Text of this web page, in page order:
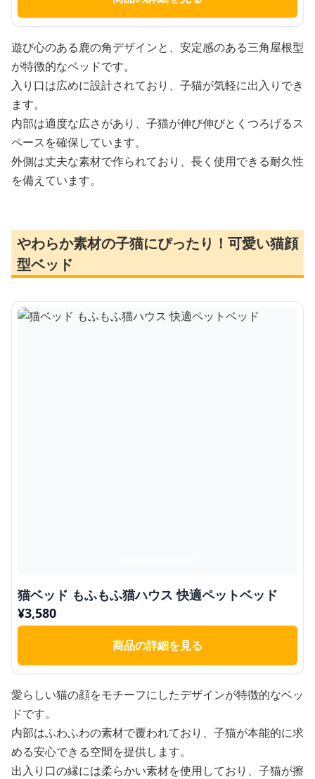
遊び心のある鹿の角デザインと、安定感のある三角屋根型
が特徴的なベッドです。
入り口は広めに設計されており、子猫が気軽に出入りでき
ます。
内部は適度な広さがあり、子猫が伸び伸びとくつろげるス
ペースを確保しています。
外側は丈夫な素材で作られており、長く使用できる耐久性
を備えています。
やわらか素材の子猫にぴったり！可愛い猫顔
型ベッド
猫ベッド もふもふ猫ハウス 快適ペットベッド
¥3,580
商品の詳細を見る
愛らしい猫の顔をモチーフにしたデザインが特徴的なベッ
ドです。
内部はふわふわの素材で覆われており、子猫が本能的に求
める安心できる空間を提供します。
出入り口の縁には柔らかい素材を使用しており、子猫が擦